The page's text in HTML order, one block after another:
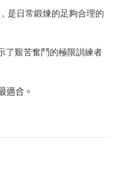
是日常鍛煉的足夠合理的
了艱苦奮鬥的極限訓練者
適合。